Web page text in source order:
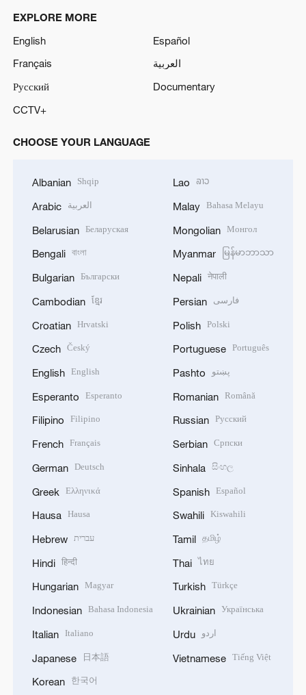
EXPLORE MORE
English
Español
Français
العربية
Русский
Documentary
CCTV+
CHOOSE YOUR LANGUAGE
Albanian Shqip
Arabic العربية
Belarusian Беларуская
Bengali বাংলা
Bulgarian Български
Cambodian ខ្មែរ
Croatian Hrvatski
Czech Český
English English
Esperanto Esperanto
Filipino Filipino
French Français
German Deutsch
Greek Ελληνικά
Hausa Hausa
Hebrew עברית
Hindi हिन्दी
Hungarian Magyar
Indonesian Bahasa Indonesia
Italian Italiano
Japanese 日本語
Korean 한국어
Lao ລາວ
Malay Bahasa Melayu
Mongolian Монгол
Myanmar မြန်မာဘာသာ
Nepali नेपाली
Persian فارسی
Polish Polski
Portuguese Português
Pashto پښتو
Romanian Română
Russian Русский
Serbian Српски
Sinhala සිංහල
Spanish Español
Swahili Kiswahili
Tamil தமிழ்
Thai ไทย
Turkish Türkçe
Ukrainian Українська
Urdu اردو
Vietnamese Tiếng Việt